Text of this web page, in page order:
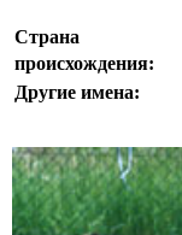
Страна
происхождения:
Другие имена: